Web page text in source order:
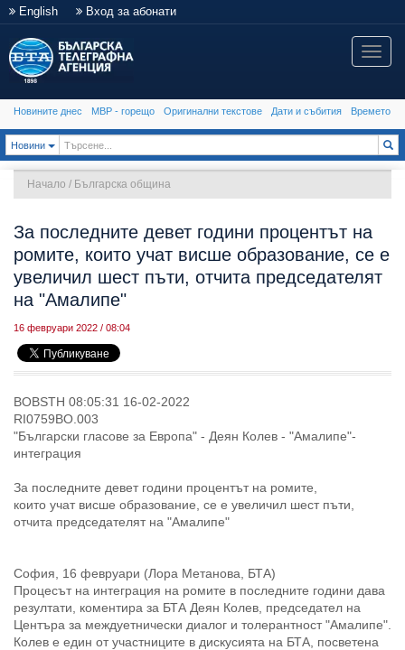
English Вход за абонати
Toggle
Новините днес МВР - горещо Оригинални текстове Дати и събития Времето
Новини Toggle Dropdown
Начало / Българска община
За последните девет години процентът на
ромите, които учат висше образование, се е
увеличил шест пъти, отчита председателят
на "Амалипе"
16 февруари 2022 / 08:04
BOBSTH 08:05:31 16-02-2022
RI0759BO.003
"Български гласове за Европа" - Деян Колев - "Амалипе"-
интеграция
За последните девет години процентът на ромите,
които учат висше образование, се е увеличил шест пъти,
отчита председателят на "Амалипе"
София, 16 февруари (Лора Метанова, БТА)
Процесът на интеграция на ромите в последните години дава
резултати, коментира за БТА Деян Колев, председател на
Центъра за междуетнически диалог и толерантност "Амалипе".
Колев е един от участниците в дискусията на БТА, посветена